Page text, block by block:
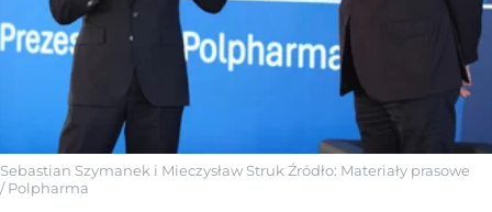
Sebastian Szymanek i Mieczysław StrukŹródło: Materiały prasowe
/Polpharma